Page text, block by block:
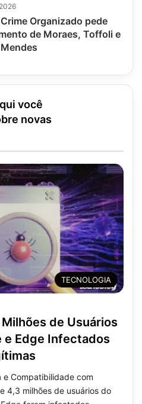
Organizado pede
de Moraes, Toffoli e
você
novas
TECNOLOGIA
de Usuários
e Edge Infectados
e Compatibilidade com
4,3 milhões de usuários do